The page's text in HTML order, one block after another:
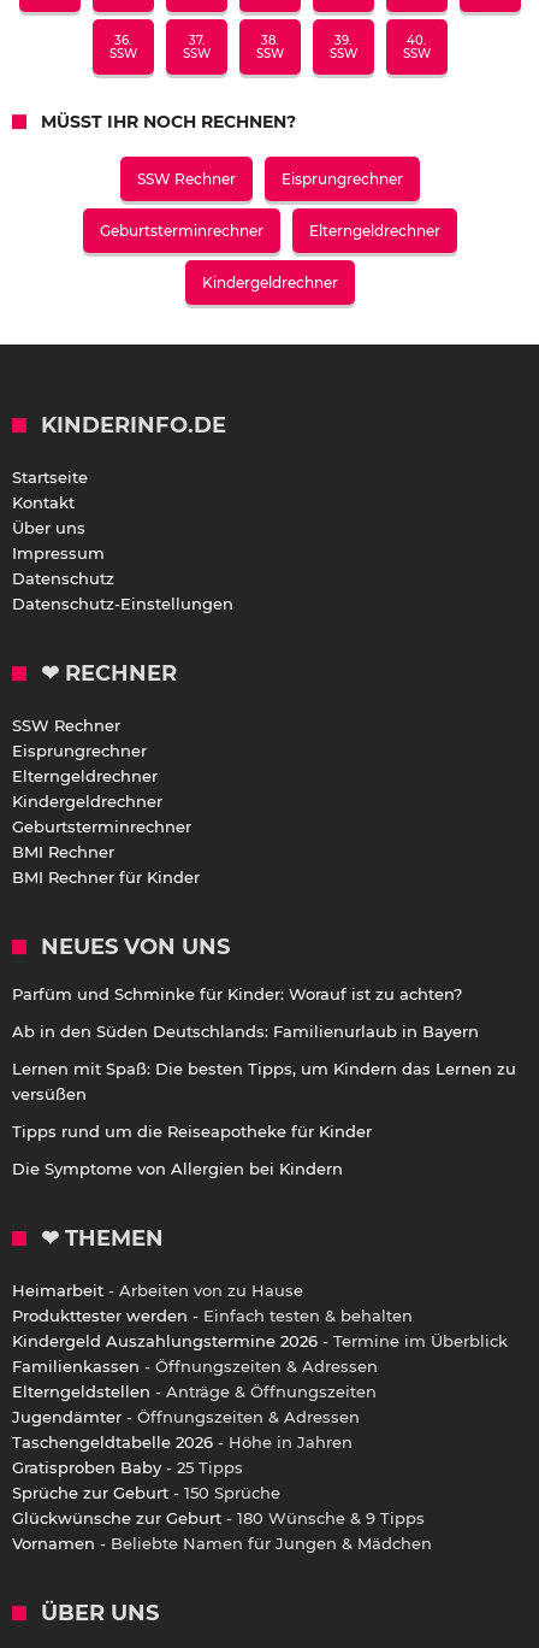
36.
SSW
37.
SSW
38.
SSW
39.
SSW
40.
SSW
MÜSST IHR NOCH RECHNEN?
SSW Rechner Eisprungrechner
Geburtsterminrechner Elterngeldrechner
Kindergeldrechner
KINDERINFO.DE
Startseite
Kontakt
Über uns
Impressum
Datenschutz
Datenschutz-Einstellungen
❤ RECHNER
SSW Rechner
Eisprungrechner
Elterngeldrechner
Kindergeldrechner
Geburtsterminrechner
BMI Rechner
BMI Rechner für Kinder
NEUES VON UNS
Parfüm und Schminke für Kinder: Worauf ist zu achten?
Ab in den Süden Deutschlands: Familienurlaub in Bayern
Lernen mit Spaß: Die besten Tipps, um Kindern das Lernen zu
versüßen
Tipps rund um die Reiseapotheke für Kinder
Die Symptome von Allergien bei Kindern
❤ THEMEN
Heimarbeit - Arbeiten von zu Hause
Produkttester werden - Einfach testen & behalten
Kindergeld Auszahlungstermine 2026 - Termine im Überblick
Familienkassen - Öffnungszeiten & Adressen
Elterngeldstellen - Anträge & Öffnungszeiten
Jugendämter - Öffnungszeiten & Adressen
Taschengeldtabelle 2026 - Höhe in Jahren
Gratisproben Baby - 25 Tipps
Sprüche zur Geburt - 150 Sprüche
Glückwünsche zur Geburt - 180 Wünsche & 9 Tipps
Vornamen - Beliebte Namen für Jungen & Mädchen
ÜBER UNS